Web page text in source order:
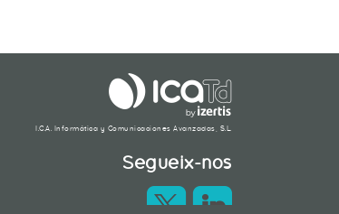
I.C.A. Informática y Comunicaciones Avanzadas, S.L.
Segueix-nos